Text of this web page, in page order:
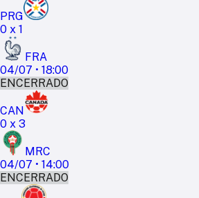
PRG
0 x 1
FRA
04/07 • 18:00
ENCERRADO
CAN
0 x 3
MRC
04/07 • 14:00
ENCERRADO